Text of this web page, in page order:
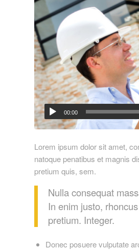
00:00
Lorem ipsum dolor sit amet,
natoque penatibus et magnis
pretium quis, sem.
Nulla consequat
In enim justo,
pretium. Integer.
Donec posuere vulputate